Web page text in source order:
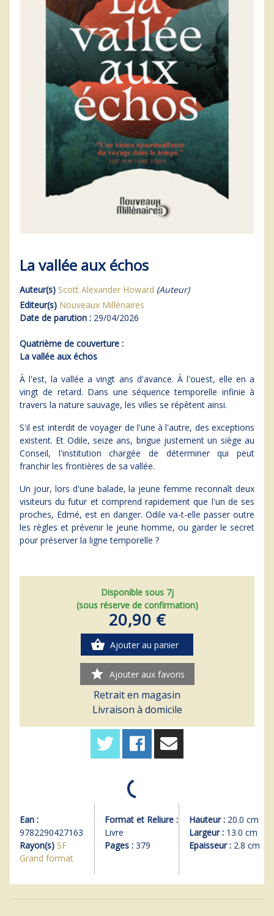
La vallée aux échos
Auteur(s) Scott Alexander Howard (Auteur)
Editeur(s) Nouveaux Millénaires
Date de parution : 29/04/2026
Quatrième de couverture :
La vallée aux échos
À l'est, la vallée a vingt ans d'avance. À l'ouest, elle en a
vingt de retard. Dans une séquence temporelle infinie à
travers la nature sauvage, les villes se répètent ainsi.
S'il est interdit de voyager de l'une à l'autre, des exceptions
existent. Et Odile, seize ans, brigue justement un siège au
Conseil, l'institution chargée de déterminer qui peut
franchir les frontières de sa vallée.
Un jour, lors d'une balade, la jeune femme reconnaît deux
visiteurs du futur et comprend rapidement que l'un de ses
proches, Edmé, est en danger. Odile va-t-elle passer outre
les règles et prévenir le jeune homme, ou garder le secret
pour préserver la ligne temporelle ?
Disponible sous 7j
(sous réserve de confirmation)
20,90 €
shopping_basket Ajouter au panier
star Ajouter aux favoris
Retrait en magasin
Livraison à domicile
Ean :
9782290427163
Rayon(s) SF
Grand format
Format et Reliure :
Livre
Pages :379
Hauteur : 20.0 cm
Largeur : 13.0 cm
Epaisseur : 2.8 cm